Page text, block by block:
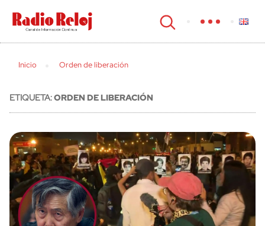
cerrar
Inicio Orden de liberación
ETIQUETA:ORDEN DE LIBERACIÓN